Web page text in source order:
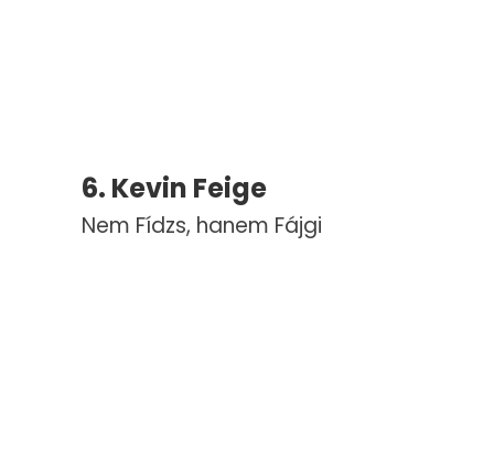
6. Kevin Feige
Nem Fídzs, hanem Fájgi